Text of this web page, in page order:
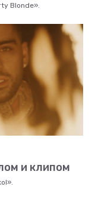
Blonde».
и клипом